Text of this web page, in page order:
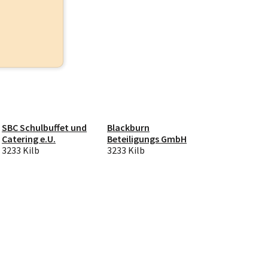
SBC Schulbuffet und
Catering e.U.
3233 Kilb
Blackburn
Beteiligungs GmbH
3233 Kilb